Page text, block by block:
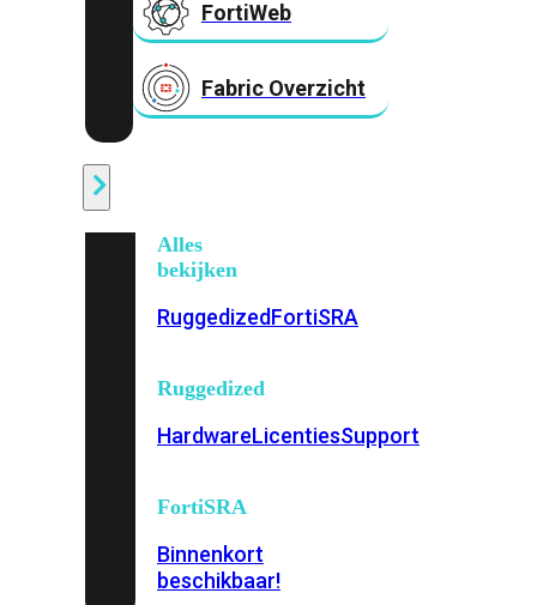
FortiWeb
Fabric Overzicht
Alles
bekijken
RuggedizedFortiSRA
Ruggedized
HardwareLicentiesSupport
FortiSRA
Binnenkort
beschikbaar!